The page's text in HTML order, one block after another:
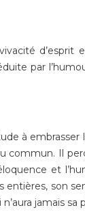
d’esprit
par
à embrasser
commun. Il
et
son
jamais sa